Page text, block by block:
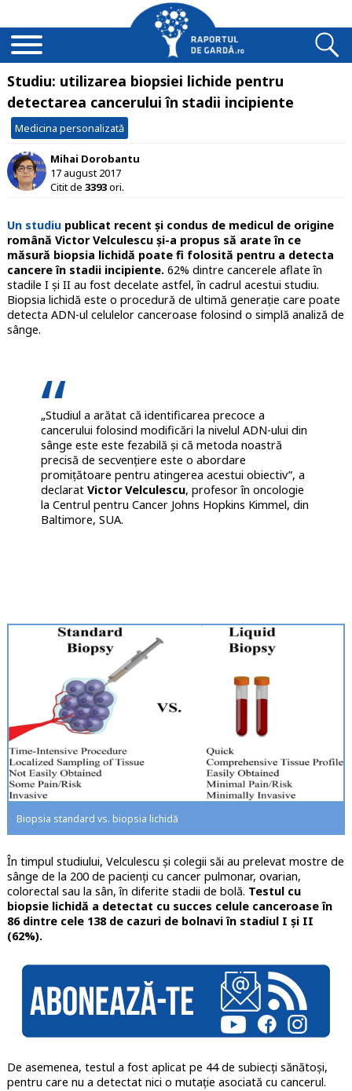
Studiu: utilizarea biopsiei lichide pentru
detectarea cancerului în stadii incipiente
Medicina personalizată
Mihai Dorobantu
17 august 2017
Citit de 3393ori.
Un studiupublicat recent și condus de medicul de origine
română Victor Velculescu și-a propus să arate în ce
măsură biopsia lichidă poate fi folosită pentru a detecta
cancere în stadii incipiente.62% dintre cancerele aflate în
stadile I și II au fost decelate astfel, în cadrul acestui studiu.
Biopsia lichidă este o procedură de ultimă generație care poate
detecta ADN-ul celulelor canceroase folosind o simplă analiză de
sânge.
„Studiul a arătat că identificarea precoce a
cancerului folosind modificări la nivelul ADN-ului din
sânge este este fezabilă și că metoda noastră
precisă de secvențiere este o abordare
promițătoare pentru atingerea acestui obiectiv”, a
declarat Victor Velculescu, profesor în oncologie
la Centrul pentru Cancer Johns Hopkins Kimmel, din
Baltimore, SUA.
Biopsia standard vs. biopsia lichidă
În timpul studiului, Velculescu și colegii săi au prelevat mostre de
sânge de la 200 de pacienți cu cancer pulmonar, ovarian,
colorectal sau la sân, în diferite stadii de bolă. Testul cu
biopsie lichidă a detectat cu succes celule canceroase în
86 dintre cele 138 de cazuri de bolnavi în stadiul I și II
(62%).
De asemenea, testul a fost aplicat pe 44 de subiecți sănătoși,
pentru care nu a detectat nici o mutație asociată cu cancerul.